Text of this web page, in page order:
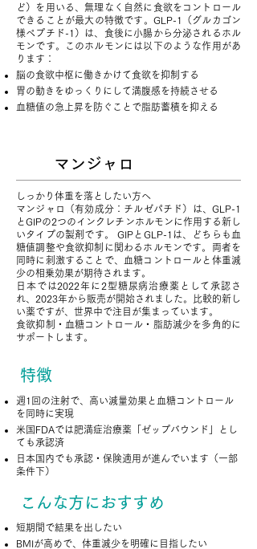
ど）を用いる、無理なく自然に食欲をコントロール
できることが最大の特徴です。GLP-1（グルカゴン
様ペプチド-1）は、食後に小腸から分泌されるホル
モンです。このホルモンには以下のような作用があ
ります：
脳の食欲中枢に働きかけて食欲を抑制する
胃の動きをゆっくりにして満腹感を持続させる
血糖値の急上昇を防ぐことで脂肪蓄積を抑える
マンジャロ
しっかり体重を落としたい方へ
マンジャロ（有効成分：チルゼパチド）は、GLP-1
とGIPの2つのインクレチンホルモンに作用する新し
いタイプの製剤です。 GIPとGLP-1は、どちらも血
糖値調整や食欲抑制に関わるホルモンです。両者を
同時に刺激することで、血糖コントロールと体重減
少の相乗効果が期待されます。
日本では2022年に2型糖尿病治療薬として承認さ
れ、2023年から販売が開始されました。比較的新し
い薬ですが、世界中で注目が集まっています。
食欲抑制・血糖コントロール・脂肪減少を多角的に
サポートします。
特徴
週1回の注射で、高い減量効果と血糖コントロール
を同時に実現
米国FDAでは肥満症治療薬「ゼップバウンド」とし
ても承認済
日本国内でも承認・保険適用が進んでいます（一部
条件下）
こんな方におすすめ
短期間で結果を出したい
BMIが高めで、体重減少を明確に目指したい